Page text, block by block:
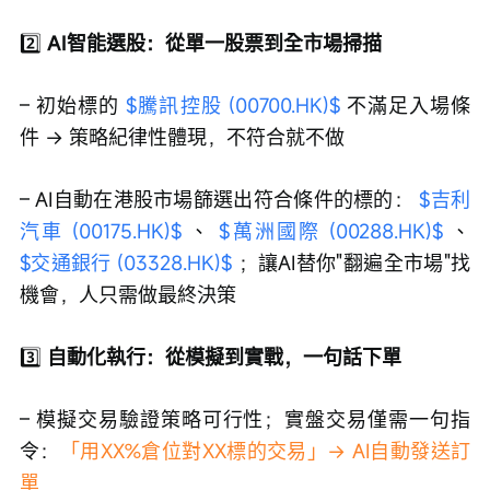
2️⃣ AI智能選股：從單一股票到全市場掃描
– 初始標的 $騰訊控股 (00700.HK)$ 不滿足入場條
件 → 策略紀律性體現，不符合就不做
– AI自動在港股市場篩選出符合條件的標的： $吉利
汽車 (00175.HK)$ 、 $萬洲國際 (00288.HK)$ 、
$交通銀行 (03328.HK)$ ；讓AI替你"翻遍全市場"找
機會，人只需做最終決策
3️⃣ 自動化執行：從模擬到實戰，一句話下單
– 模擬交易驗證策略可行性；實盤交易僅需一句指
令：
「用XX%倉位對XX標的交易」→ AI自動發送訂
單